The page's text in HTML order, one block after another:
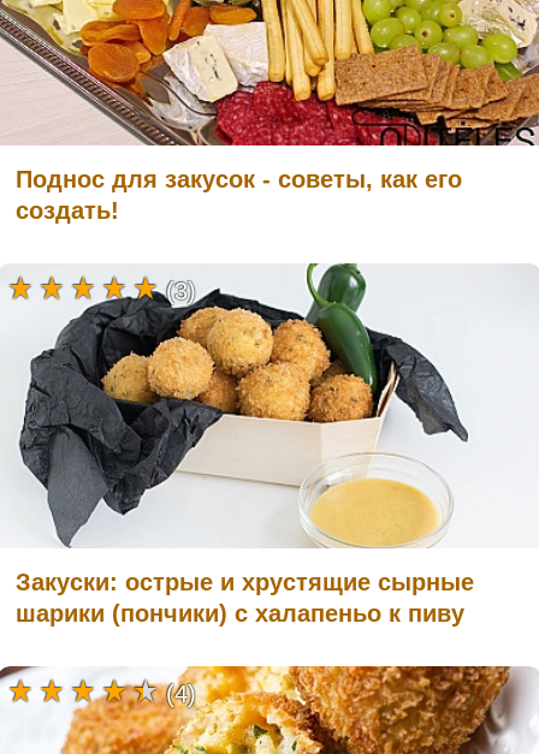
Поднос для закусок - советы, как его
создать!
Закуски: острые и хрустящие сырные
шарики (пончики) с халапеньо к пиву
(3)
(4)